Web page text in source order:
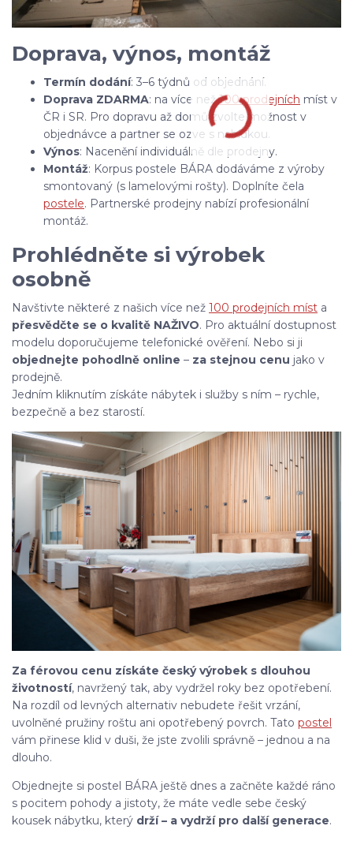
Doprava, výnos, montáž
Termín dodání: 3–6 týdnů od objednání.
Doprava ZDARMA: na více než100 prodejních míst v
ČR i SR. Pro dopravu až domů zvolte možnost v
objednávce a partner se ozve s nabídkou.
Výnos: Nacenění individuálně dle prodejny.
Montáž: Korpus postele BÁRA dodáváme z výroby
smontovaný (s lamelovými rošty). Doplníte čela
postele. Partnerské prodejny nabízí profesionální
montáž.
Prohlédněte si výrobek
osobně
Navštivte některé z našich více než 100 prodejních míst a
přesvědčte se o kvalitě NAŽIVO. Pro aktuální dostupnost
modelu doporučujeme telefonické ověření. Nebo si ji
objednejte pohodlně online – za stejnou cenu jako v
prodejně.
Jedním kliknutím získáte nábytek i služby s ním – rychle,
bezpečně a bez starostí.
Za férovou cenu získáte český výrobek s dlouhou
životností, navržený tak, aby vydržel roky bez opotřebení.
Na rozdíl od levných alternativ nebudete řešit vrzání,
uvolněné pružiny roštu ani opotřebený povrch. Tato postel
vám přinese klid v duši, že jste zvolili správně – jednou a na
dlouho.
Objednejte si postel BÁRA ještě dnes a začněte každé ráno
s pocitem pohody a jistoty, že máte vedle sebe český
kousek nábytku, který drží – a vydrží pro další generace.